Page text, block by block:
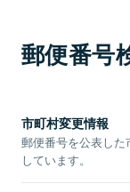
郵便番号
市町村変更情報
郵便番号を公表し
しています。